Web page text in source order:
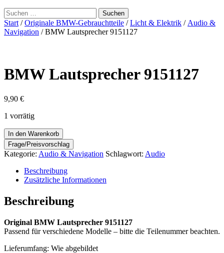
Suchen
nach:
Start /Originale BMW-Gebrauchtteile /Licht & Elektrik / Audio &
Navigation / BMW Lautsprecher 9151127
BMW Lautsprecher 9151127
9,90 €
1 vorrätig
BMW
Lautsprecher
9151127
Menge
In den Warenkorb
Kategorie: Audio & Navigation Schlagwort: Audio
Beschreibung
Zusätzliche Informationen
Beschreibung
Original BMW Lautsprecher 9151127
Passend für verschiedene Modelle – bitte die Teilenummer beachten.
Lieferumfang: Wie abgebildet